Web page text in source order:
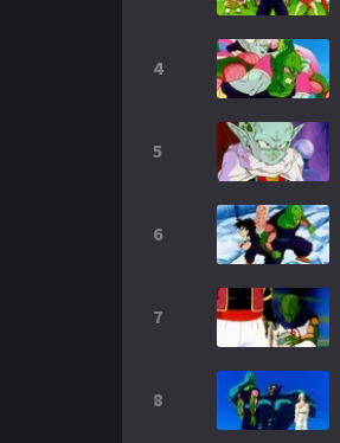
4
5
6
7
8